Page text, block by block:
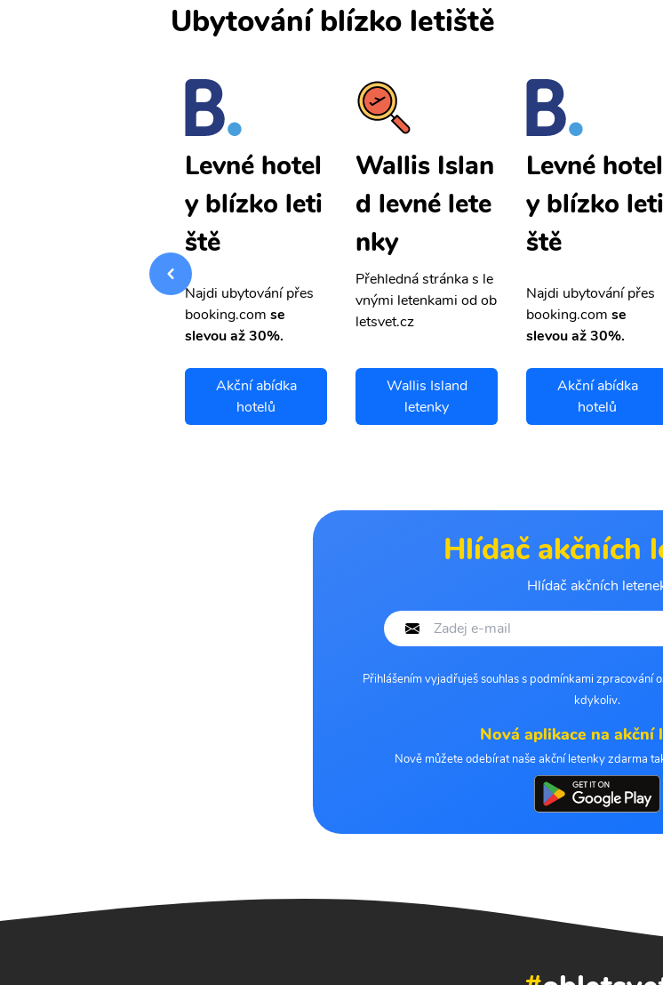
Ubytování blízko letiště
Přehledná stránka s le
Levné hotel
y blízko leti
ště
Najdi ubytování přes
booking.com se
slevou až 30%.
Akční abídka
hotelů
Wallis Islan
d levné lete
nky
Přehledná stránka s le
vnými letenkami od ob
letsvet.cz
Wallis Island
letenky
Levné hotel
y blízko leti
ště
Najdi ubytování přes
booking.com se
slevou až 30%.
Akční abídka
hotelů
Hlídač akčních
Hlídač akčních
Přihlášením vyjadřuješ souhlas s podmínkami zpracování
kdykoliv.
Nová aplikace na akční
Nově můžete odebírat naše akční letenky zdarma